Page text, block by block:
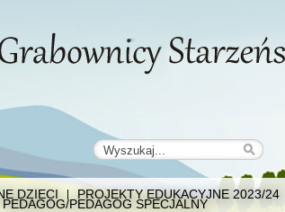
DZIECI PROJEKTY EDUKACYJNE 2023/24
PEDAGOG/PEDAGOG SPECJALNY